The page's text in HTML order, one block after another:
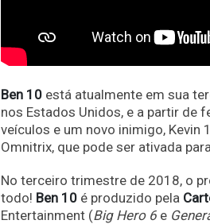
Ben 10 está atualmente em sua
nos Estados Unidos, e a partir de
veículos e um novo inimigo, Kevin
Omnitrix, que pode ser ativada
No terceiro trimestre de 2018, o
todo! Ben 10 é produzido pela
Entertainment (Big Hero 6 e